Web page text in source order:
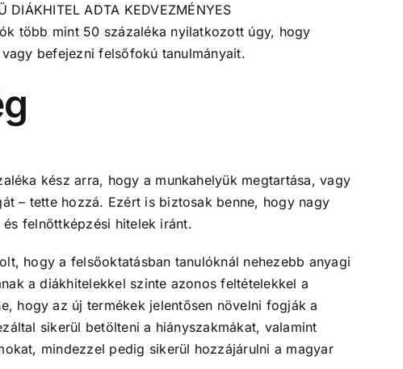
DIÁKHITEL ADTA KEDVEZMÉNYES
több mint 50 százaléka nyilatkozott úgy, hogy
befejezni felsőfokú tanulmányait.
kész arra, hogy a munkahelyük megtartása, vagy
– tette hozzá. Ezért is biztosak benne, hogy nagy
felnőttképzési hitelek iránt.
hogy a felsőoktatásban tanulóknál nehezebb anyagi
a diákhitelekkel szinte azonos feltételekkel a
hogy az új termékek jelentősen növelni fogják a
sikerül betölteni a hiányszakmákat, valamint
mindezzel pedig sikerül hozzájárulni a magyar